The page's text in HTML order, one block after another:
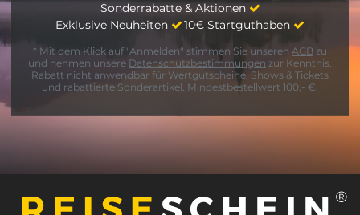
Sonderrabatte & Aktionen
Exklusive Neuheiten
10€ Startguthaben
* Mit dem Klick auf "Anmelden" stimmen Sie unseren AGB zu
und nehmen unsere Datenschutzbestimmungen zur Kenntnis.
Rabatt nicht anwendbar für Wertgutscheine, Shows & Tickets
und rabattierte Sonderartikel. Mindestbestellwert 100,- €.